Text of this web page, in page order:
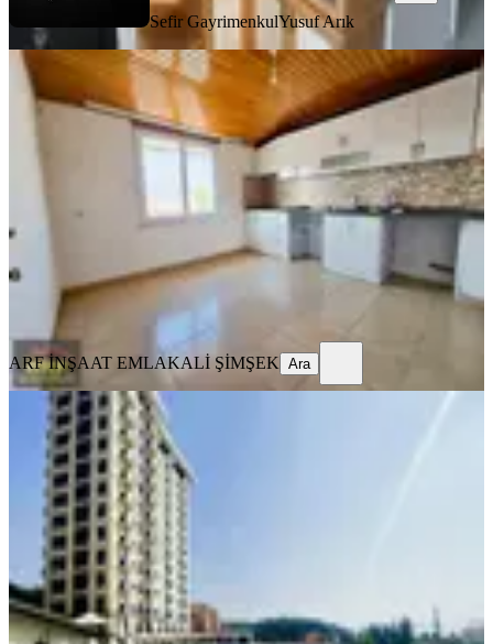
Sefir GayrimenkulYusuf Arık
YENİ
Konaklı'da Kiralık Ayrı Mutfak 1+1
Geniş Daire
Alanya, Konaklı Mahallesi
80 m² 3. Kat · 10.08.2026
15.000 ₺
ARF İNŞAAT EMLAKALİ ŞİMŞEK
ARF İNŞAAT EMLAKALİ ŞİMŞEK Ara
YENİ
Alanya Mahmutlarda Otel
Konseptinde Kiralık 1+1 Daire
Alanya, Mahmutlar Mahallesi
1+1 ·53 m²
21.000 ₺